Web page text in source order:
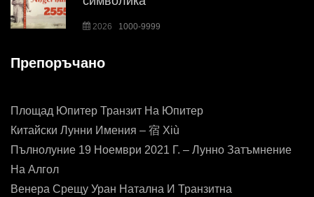
2026 1000-9999
Препоръчано
Площад Юпитер Транзит На Юпитер
Китайски Лунни Имения – 宿 Xiù
Пълнолуние 19 Ноември 2021 Г. – Лунно Затъмнение
На Алгол
Венера Срещу Уран Натална И Транзитна